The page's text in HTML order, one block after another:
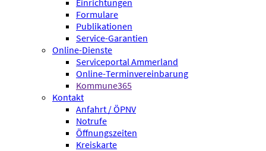
Einrichtungen
Formulare
Publikationen
Service-Garantien
Online-Dienste
Serviceportal Ammerland
Online-Terminvereinbarung
Kommune365
Kontakt
Anfahrt / ÖPNV
Notrufe
Öffnungszeiten
Kreiskarte